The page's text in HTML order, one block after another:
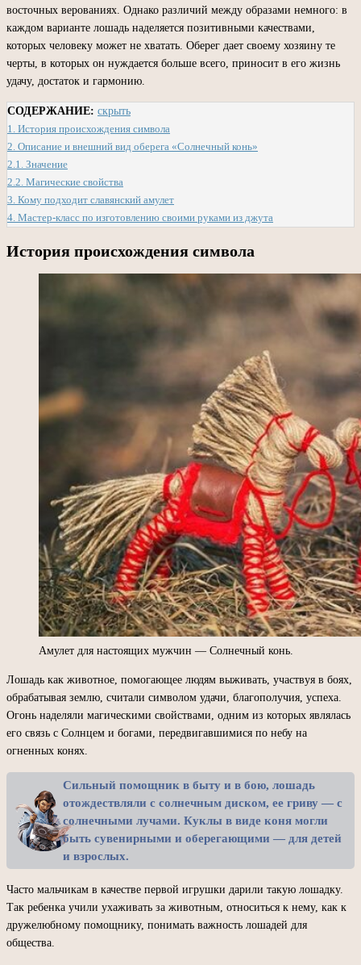
восточных верованиях. Однако различий между образами немного: в
каждом варианте лошадь наделяется позитивными качествами,
которых человеку может не хватать. Оберег дает своему хозяину те
черты, в которых он нуждается больше всего, приносит в его жизнь
удачу, достаток и гармонию.
СОДЕРЖАНИЕ: скрыть
1. История происхождения символа
2. Описание и внешний вид оберега «Солнечный конь»
2.1. Значение
2.2. Магические свойства
3. Кому подходит славянский амулет
4. Мастер-класс по изготовлению своими руками из джута
История происхождения символа
Амулет для настоящих мужчин — Солнечный конь.
Лошадь как животное, помогающее людям выживать, участвуя в боях,
обрабатывая землю, считали символом удачи, благополучия, успеха.
Огонь наделяли магическими свойствами, одним из которых являлась
его связь с Солнцем и богами, передвигавшимися по небу на
огненных конях.
Сильный помощник в быту и в бою, лошадь
отождествляли с солнечным диском, ее гриву — с
солнечными лучами. Куклы в виде коня могли
быть сувенирными и оберегающими — для детей
и взрослых.
Часто мальчикам в качестве первой игрушки дарили такую лошадку.
Так ребенка учили ухаживать за животным, относиться к нему, как к
дружелюбному помощнику, понимать важность лошадей для
общества.